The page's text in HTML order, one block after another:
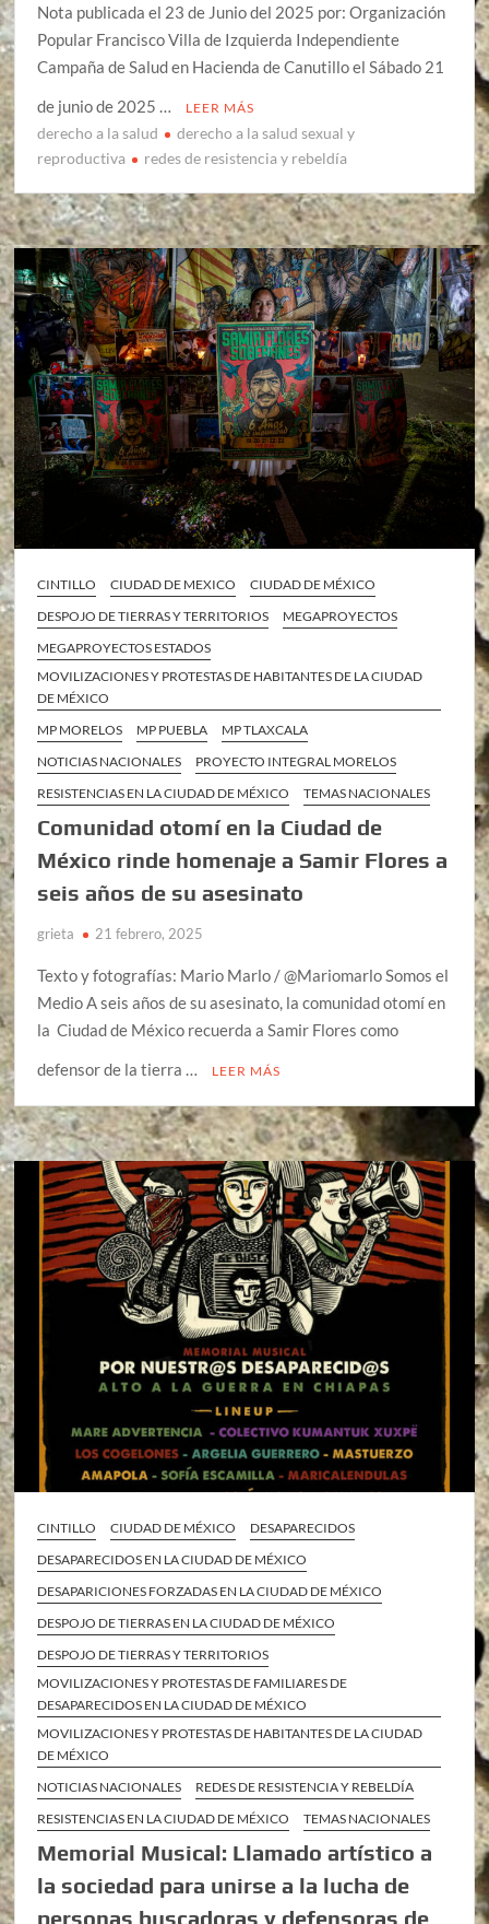
Nota publicada el 23 de Junio del 2025 por: Organización
Popular Francisco Villa de Izquierda Independiente
Campaña de Salud en Hacienda de Canutillo el Sábado 21
de junio de 2025 …
LEER MÁS
derecho a la salud
derecho a la salud sexual y
reproductiva
redes de resistencia y rebeldía
CINTILLO CIUDAD DE MEXICO
CIUDAD DE MÉXICO
DESPOJO DE TIERRAS Y TERRITORIOS
MEGAPROYECTOS
MEGAPROYECTOS ESTADOS
MOVILIZACIONES Y PROTESTAS DE HABITANTES DE LA CIUDAD
DE MÉXICO
MP MORELOS
MP PUEBLA
MP TLAXCALA
NOTICIAS NACIONALES
PROYECTO INTEGRAL MORELOS
RESISTENCIAS EN LA CIUDAD DE MÉXICO
TEMAS NACIONALES
Comunidad otomí en la Ciudad de
México rinde homenaje a Samir Flores a
seis años de su asesinato
grieta 21 febrero, 2025
Texto y fotografías: Mario Marlo / @Mariomarlo Somos el
Medio A seis años de su asesinato, la comunidad otomí en
la Ciudad de México recuerda a Samir Flores como
defensor de la tierra …
LEER MÁS
CINTILLO CIUDAD DE MÉXICO
DESAPARECIDOS
DESAPARECIDOS EN LA CIUDAD DE MÉXICO
DESAPARICIONES FORZADAS EN LA CIUDAD DE MÉXICO
DESPOJO DE TIERRAS EN LA CIUDAD DE MÉXICO
DESPOJO DE TIERRAS Y TERRITORIOS
MOVILIZACIONES Y PROTESTAS DE FAMILIARES DE
DESAPARECIDOS EN LA CIUDAD DE MÉXICO
MOVILIZACIONES Y PROTESTAS DE HABITANTES DE LA CIUDAD
DE MÉXICO
NOTICIAS NACIONALES
REDES DE RESISTENCIA Y REBELDÍA
RESISTENCIAS EN LA CIUDAD DE MÉXICO
TEMAS NACIONALES
Memorial Musical: Llamado artístico a
la sociedad para unirse a la lucha de
personas buscadoras y defensoras de